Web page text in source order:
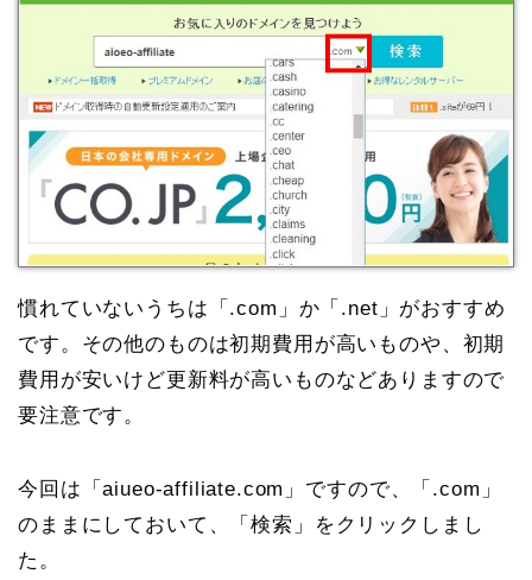
慣れていないうちは「.com」か「.net」がおすすめ
です。その他のものは初期費用が高いものや、初期
費用が安いけど更新料が高いものなどありますので
要注意です。
今回は「aiueo-affiliate.com」ですので、「.com」
のままにしておいて、「検索」をクリックしまし
た。